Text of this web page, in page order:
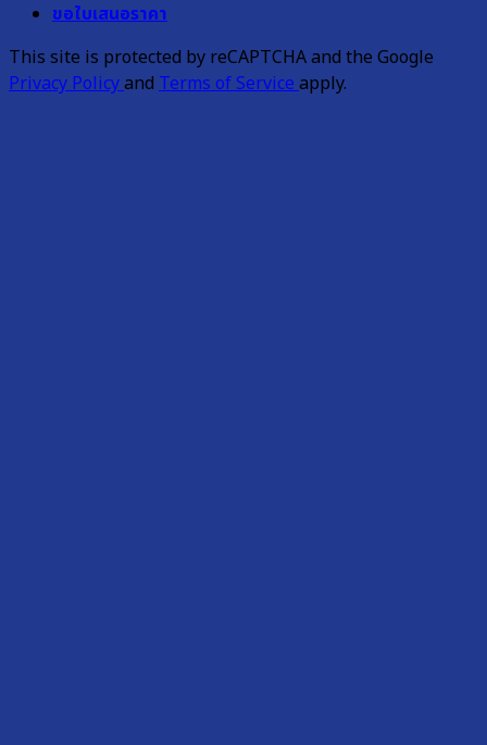
ขอใบเสนอราคา
This site is protected by reCAPTCHA and the Google
Privacy Policyand Terms of Serviceapply.